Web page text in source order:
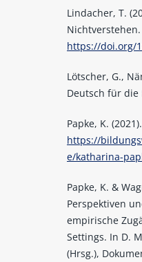
Lindacher, T.
Nichtverstehen.
https://doi.org/
Lötscher, G.,
Deutsch für die
Papke, K.
https://
e/katharina-
Papke, K. &
Perspektiven
empirische
Settings. In D.
(Hrsg.),